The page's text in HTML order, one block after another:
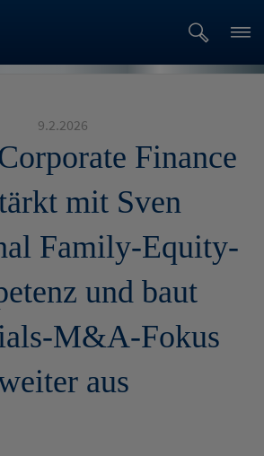
9.2.2026
Finance
mit Sven
Family-Equity-
und baut
M&A-Fokus
aus